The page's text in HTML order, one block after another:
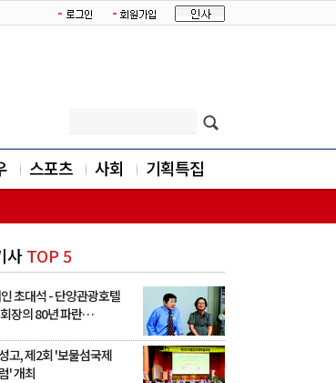
스포츠 사회 기획특집
사TOP 5
초대석 - 단양관광호텔
장의 80년 파란…
고, 제2회 '보물섬국제
' 개최